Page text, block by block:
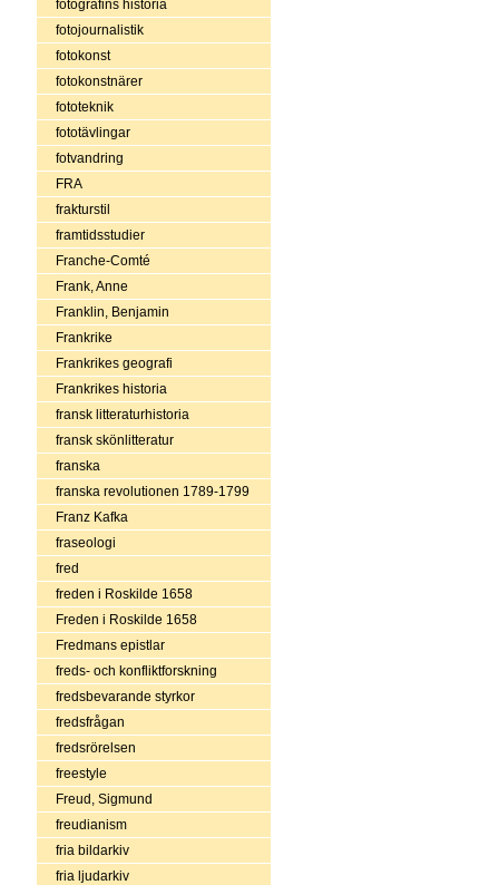
fotografins historia
fotojournalistik
fotokonst
fotokonstnärer
fototeknik
fototävlingar
fotvandring
FRA
frakturstil
framtidsstudier
Franche-Comté
Frank, Anne
Franklin, Benjamin
Frankrike
Frankrikes geografi
Frankrikes historia
fransk litteraturhistoria
fransk skönlitteratur
franska
franska revolutionen 1789-1799
Franz Kafka
fraseologi
fred
freden i Roskilde 1658
Freden i Roskilde 1658
Fredmans epistlar
freds- och konfliktforskning
fredsbevarande styrkor
fredsfrågan
fredsrörelsen
freestyle
Freud, Sigmund
freudianism
fria bildarkiv
fria ljudarkiv